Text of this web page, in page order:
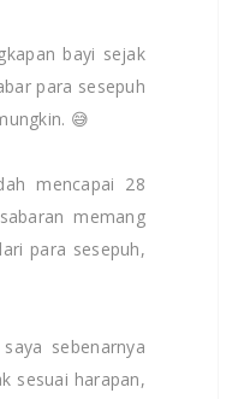
bayi sejak
para sesepuh
😅
mencapai 28
memang
para sesepuh,
sebenarnya
sesuai harapan,